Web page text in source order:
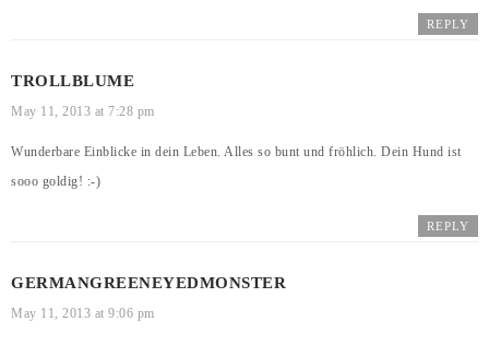
REPLY
TROLLBLUME
May 11, 2013 at 7:28 pm
Wunderbare Einblicke in dein Leben. Alles so bunt und fröhlich. Dein Hund ist
sooo goldig! :-)
REPLY
GERMANGREENEYEDMONSTER
May 11, 2013 at 9:06 pm